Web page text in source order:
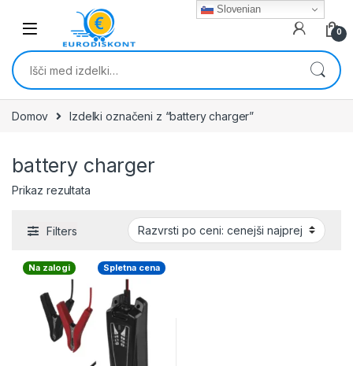
Skip to navigation
0
Išči:
Domov Izdelki označeni z “battery charger”
battery charger
Prikaz rezultata
Filters
Na zalogi Spletna cena
Slovenian